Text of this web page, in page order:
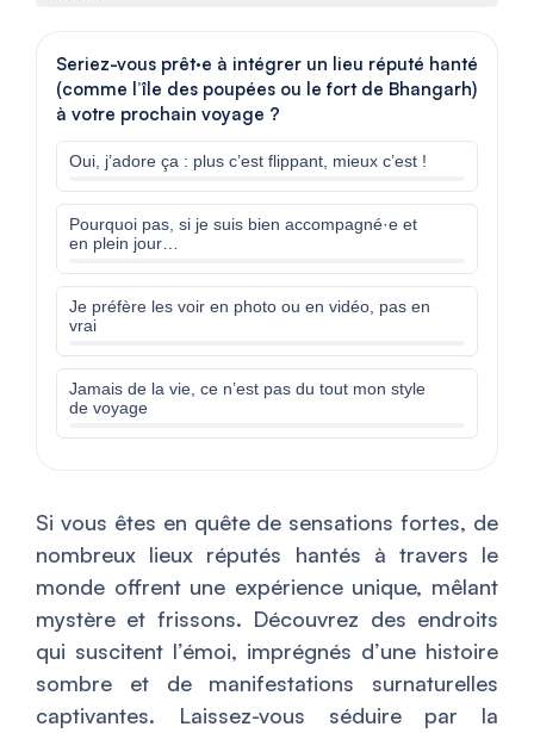
Seriez-vous prêt·e à intégrer un lieu réputé hanté
(comme l’île des poupées ou le fort de Bhangarh)
à votre prochain voyage ?
Oui, j’adore ça : plus c’est flippant, mieux c’est !
Pourquoi pas, si je suis bien accompagné·e et
en plein jour…
Je préfère les voir en photo ou en vidéo, pas en
vrai
Jamais de la vie, ce n’est pas du tout mon style
de voyage
Si vous êtes en quête de sensations fortes, de
nombreux lieux réputés hantés à travers le
monde offrent une expérience unique, mêlant
mystère et frissons. Découvrez des endroits
qui suscitent l’émoi, imprégnés d’une histoire
sombre et de manifestations surnaturelles
captivantes. Laissez-vous séduire par la